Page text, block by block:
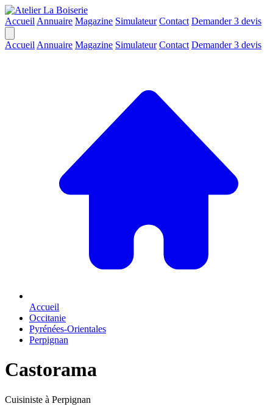
Accueil Annuaire Magazine Simulateur Contact Demander 3 devis
Accueil Annuaire Magazine Simulateur Contact Demander 3 devis
Accueil
Occitanie
Pyrénées-Orientales
Perpignan
Castorama
Cuisiniste à Perpignan